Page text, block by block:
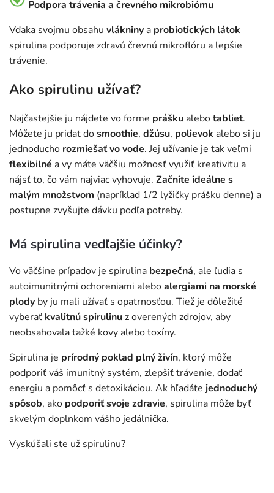
Podpora trávenia a črevného mikrobiómu
Vďaka svojmu obsahu vlákniny a probiotických látok
spirulina podporuje zdravú črevnú mikroflóru a lepšie
trávenie.
Ako spirulinu užívať?
Najčastejšie ju nájdete vo forme prášku alebotabliet.
Môžete ju pridať dosmoothie, džúsu, polievok alebo si ju
jednoducho rozmiešať vo vode. Jej užívanie je tak veľmi
flexibilné a vy máte väčšiu možnosť využiť kreativitu a
nájsť to, čo vám najviac vyhovuje. Začnite ideálne s
malým množstvom (napríklad 1/2 lyžičky prášku denne) a
postupne zvyšujte dávku podľa potreby.
Má spirulina vedľajšie účinky?
Vo väčšine prípadov je spirulina bezpečná, ale ľudia s
autoimunitnými ochoreniami aleboalergiami na morské
plody by ju mali užívať s opatrnosťou. Tiež je dôležité
vyberať kvalitnú spirulinuz overených zdrojov, aby
neobsahovala ťažké kovy alebo toxíny.
Spirulina je prírodný poklad plný živín, ktorý môže
podporiť váš imunitný systém, zlepšiť trávenie, dodať
energiu a pomôcť s detoxikáciou. Ak hľadáte jednoduchý
spôsob, ako podporiť svoje zdravie, spirulina môže byť
skvelým doplnkom vášho jedálnička.
Vyskúšali ste už spirulinu?